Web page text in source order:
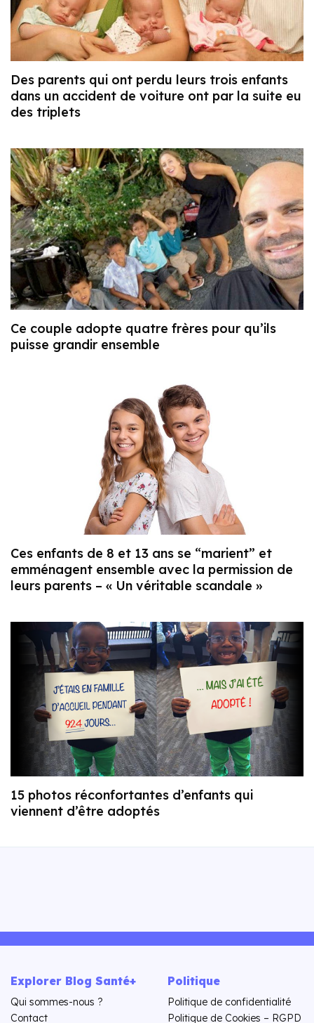
Des parents qui ont perdu leurs trois enfants
dans un accident de voiture ont par la suite eu
des triplets
Ce couple adopte quatre frères pour qu’ils
puisse grandir ensemble
Ces enfants de 8 et 13 ans se “marient” et
emménagent ensemble avec la permission de
leurs parents – « Un véritable scandale »
15 photos réconfortantes d’enfants qui
viennent d’être adoptés
Explorer Blog Santé+
Qui sommes-nous ?
Contact
Politique
Politique de confidentialité
Politique de Cookies – RGPD